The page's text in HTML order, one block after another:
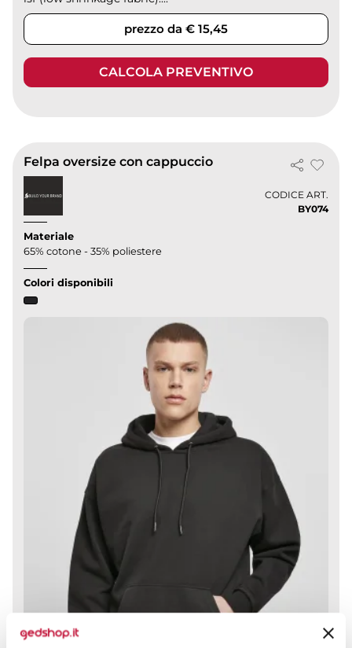
prezzo da € 15,45
CALCOLA PREVENTIVO
Felpa oversize con cappuccio
CODICE ART.
BY074
Materiale
65% cotone - 35% poliestere
Colori disponibili